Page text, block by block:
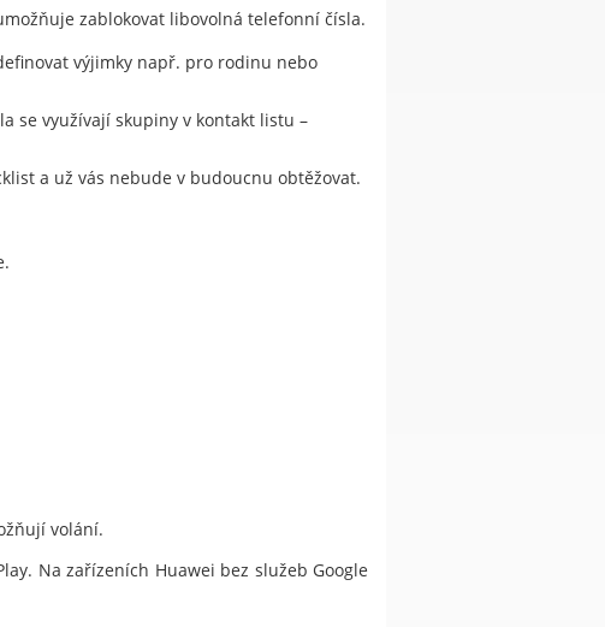
zablokovat libovolná telefonní čísla.
výjimky např. pro rodinu nebo
se využívají skupiny v kontakt listu –
a už vás nebude v budoucnu obtěžovat.
volání.
Na zařízeních Huawei bez služeb Google